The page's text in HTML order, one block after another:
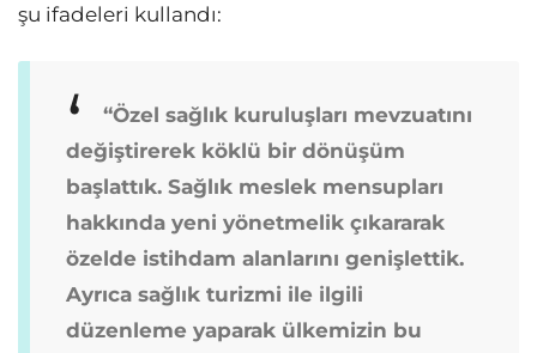
şu ifadeleri kullandı:
“Özel sağlık kuruluşları mevzuatını
değiştirerek köklü bir dönüşüm
başlattık. Sağlık meslek mensupları
hakkında yeni yönetmelik çıkararak
özelde istihdam alanlarını genişlettik.
Ayrıca sağlık turizmi ile ilgili
düzenleme yaparak ülkemizin bu